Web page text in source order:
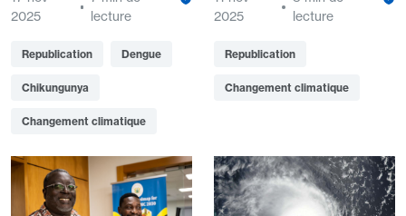
2025
lecture
Republication Dengue
Chikungunya
Changement climatique
2025
lecture
Republication
Changement climatique